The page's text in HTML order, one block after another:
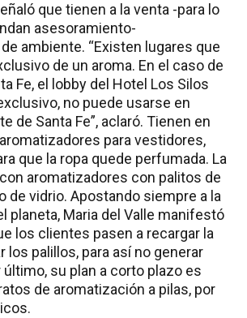
que tienen a la venta -para lo
asesoramiento-
ambiente. “Existen lugares que
de un aroma. En el caso de
Fe, el lobby del Hotel Los Silos
no puede usarse en
de Santa Fe”, aclaró. Tienen en
para vestidores,
que la ropa quede perfumada. La
aromatizadores con palitos de
de vidrio. Apostando siempre a la
planeta, Maria del Valle manifestó
los clientes pasen a recargar la
los palillos, para así no generar
último, su plan a corto plazo es
de aromatización a pilas, por